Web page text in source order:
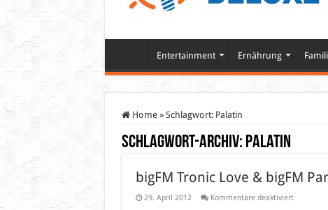
Entertainment Ernährung
Home » Schlagwort: Palatin
Schlagwort-Archiv: Palatin
bigFM Tronic Love & bigFM
29. April 2012 Kommentare deaktiviertfür